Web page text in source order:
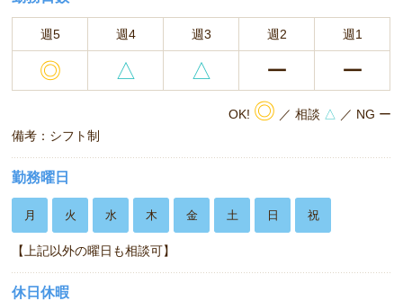
週5 週4 週3 週2 週1
◎ △ △ ー ー
OK! ◎ ／ 相談 △ ／ NG ー
備考：シフト制
勤務曜日
月 火 水 木 金 土 日 祝
【上記以外の曜日も相談可】
休日休暇